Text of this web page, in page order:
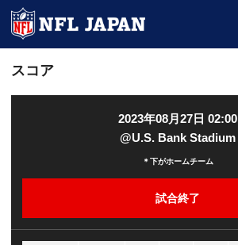
スコア
2023年08月27日 02:00
@U.S. Bank Stadium
＊下がホームチーム
試合終了